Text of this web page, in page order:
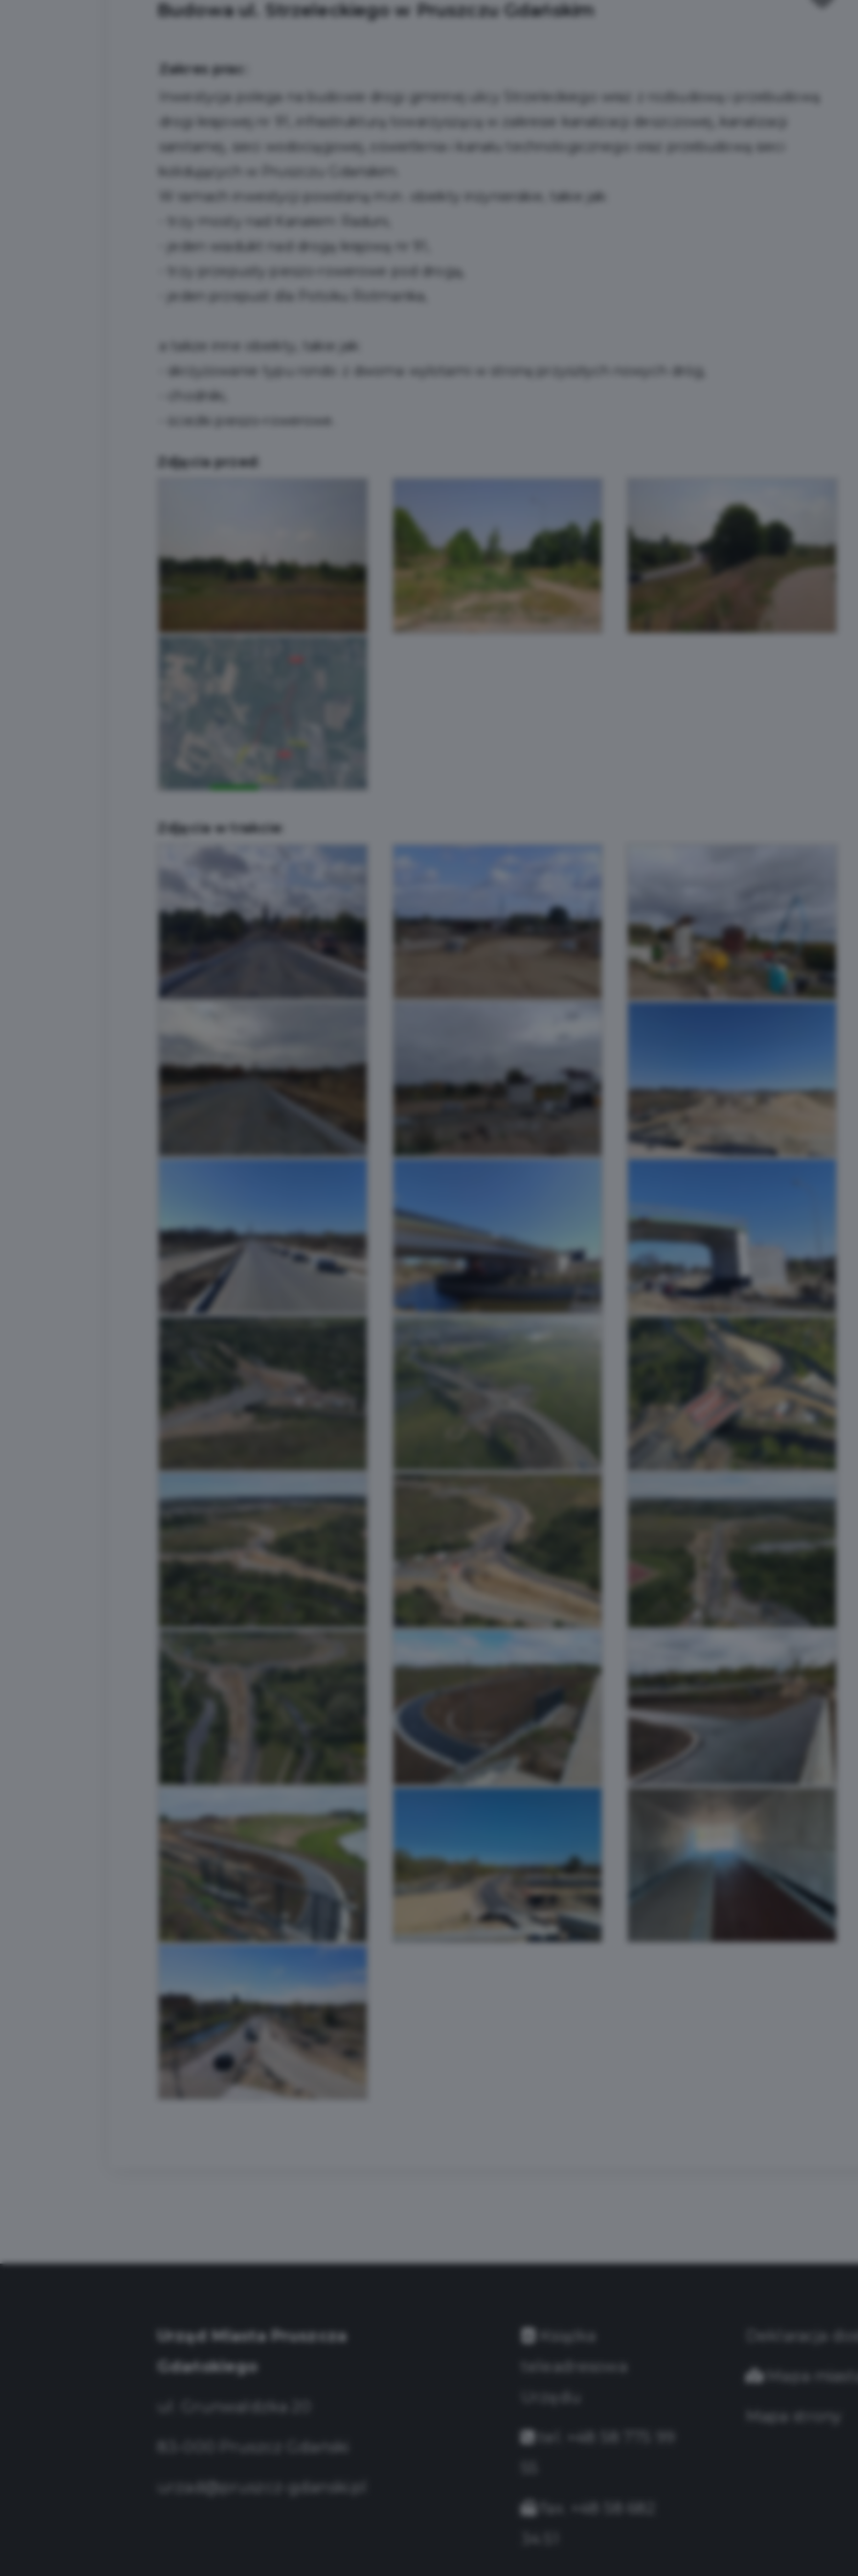
Budowa ul. Strzeleckiego w Pruszczu Gdańskim
Zakres prac:
Inwestycja polega na budowie drogi gminnej ulicy Strzeleckiego wraz z rozbudową i przebudową
drogi krajowej nr 91, infrastrukturą towarzyszącą w zakresie kanalizacji deszczowej, kanalizacji
sanitarnej, sieci wodociągowej, oświetlenia i kanału technologicznego oraz przebudową sieci
kolidujących w Pruszczu Gdańskim.
W ramach inwestycji powstaną m.in. obiekty inżynierskie, takie jak:
- trzy mosty nad Kanałem Raduni,
- jeden wiadukt nad drogą krajową nr 91,
- trzy przepusty pieszo-rowerowe pod drogą,
- jeden przepust dla Potoku Rotmanka,
a także inne obiekty, takie jak:
- skrzyżowanie typu rondo z dwoma wylotami w stronę przyszłych nowych dróg,
- chodniki,
- ścieżki pieszo-rowerowe.
Zdjęcia przed:
Zdjęcia w trakcie:
Urząd Miasta Pruszcza
Gdańskiego
urzad@pruszcz-gdanski.pl
Książka
teleadresowa
Deklaracja
Mapa miasta
Mapa strony